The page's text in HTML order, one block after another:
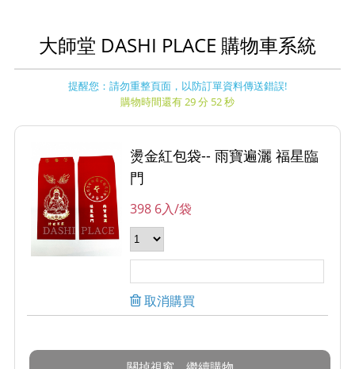
大師堂 DASHI PLACE 購物車系統
提醒您：請勿重整頁面，以防訂單資料傳送錯誤!
購物時間還有 29 分 52 秒
燙金紅包袋-- 雨寶遍灑 福星臨
門
398 6入/袋
取消購買